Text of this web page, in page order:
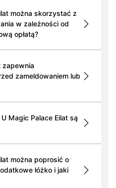
można skorzystać z
w zależności od
opłatą?
zapewnia
zameldowaniem lub
Magic Palace Eilat są
można poprosić o
łóżko i jaki